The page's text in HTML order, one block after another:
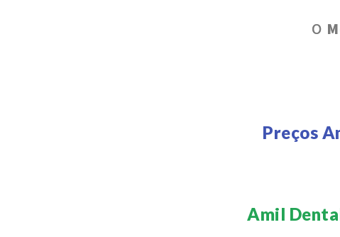
O
Preços
Amil